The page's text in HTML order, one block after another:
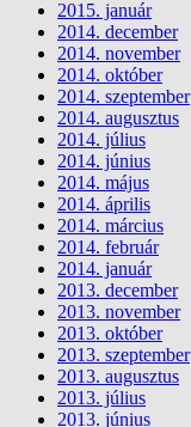
2015. január
2014. december
2014. november
2014. október
2014. szeptember
2014. augusztus
2014. július
2014. június
2014. május
2014. április
2014. március
2014. február
2014. január
2013. december
2013. november
2013. október
2013. szeptember
2013. augusztus
2013. július
2013. június